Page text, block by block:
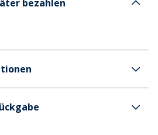
bezahlen